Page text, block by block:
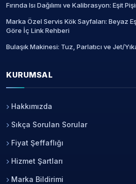
Fırında Isı Dağılımı ve Kalibrasyon: Eşit
Marka Özel Servis Kök Sayfaları: Beyaz
Göre İç Link Rehberi
Bulaşık Makinesi: Tuz, Parlatıcı ve Jet/
KURUMSAL
Hakkımızda
Sıkça Sorulan Sorular
Fiyat Şeffaflığı
Hizmet Şartları
Marka Bildirimi